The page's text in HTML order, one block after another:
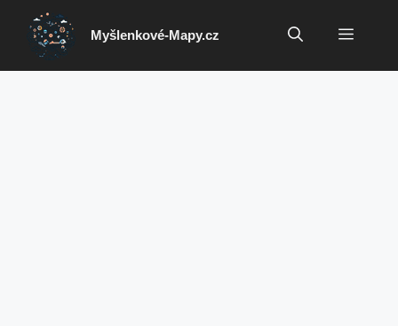
Přeskočit
obsah
Myšlenkové-Mapy.cz Menu